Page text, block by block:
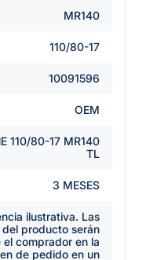
MR140
110/80-17
10091596
OEM
110/80-17 MR140
TL
3 MESES
ilustrativa. Las
producto serán
comprador en la
de pedido en un